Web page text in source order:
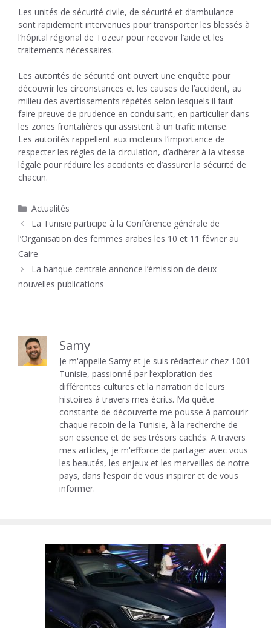
Les unités de sécurité civile, de sécurité et d’ambulance
sont rapidement intervenues pour transporter les blessés à
l’hôpital régional de Tozeur pour recevoir l’aide et les
traitements nécessaires.
Les autorités de sécurité ont ouvert une enquête pour
découvrir les circonstances et les causes de l’accident, au
milieu des avertissements répétés selon lesquels il faut
faire preuve de prudence en conduisant, en particulier dans
les zones frontalières qui assistent à un trafic intense.
Les autorités rappellent aux moteurs l’importance de
respecter les règles de la circulation, d’adhérer à la vitesse
légale pour réduire les accidents et d’assurer la sécurité de
chacun.
Catégories
Actualités
La Tunisie participe à la Conférence générale de
l’Organisation des femmes arabes les 10 et 11 février au
Caire
La banque centrale annonce l’émission de deux
nouvelles publications
Samy
Je m'appelle Samy et je suis rédacteur chez 1001
Tunisie, passionné par l’exploration des
différentes cultures et la narration de leurs
histoires à travers mes écrits. Ma quête
constante de découverte me pousse à parcourir
chaque recoin de la Tunisie, à la recherche de
son essence et de ses trésors cachés. A travers
mes articles, je m'efforce de partager avec vous
les beautés, les enjeux et les merveilles de notre
pays, dans l’espoir de vous inspirer et de vous
informer.